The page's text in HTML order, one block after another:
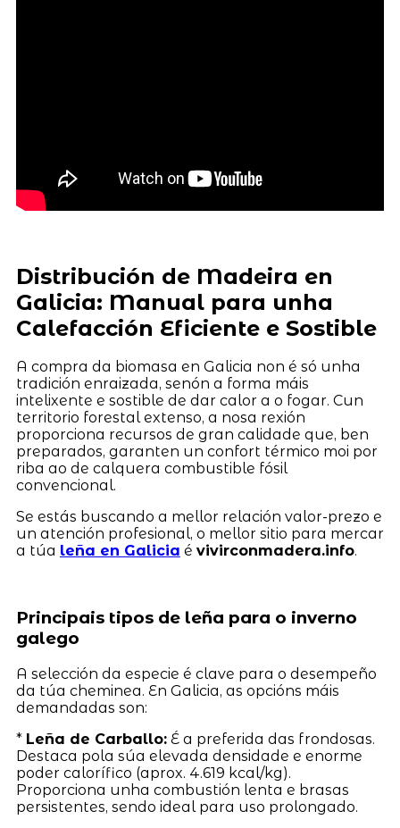
Distribución de Madeira en
Galicia: Manual para unha
Calefacción Eficiente e Sostible
A compra da biomasa en Galicia non é só unha
tradición enraizada, senón a forma máis
intelixente e sostible de dar calor a o fogar. Cun
territorio forestal extenso, a nosa rexión
proporciona recursos de gran calidade que, ben
preparados, garanten un confort térmico moi por
riba ao de calquera combustible fósil
convencional.
Se estás buscando a mellor relación valor-prezo e
un atención profesional, o mellor sitio para mercar
a túa leña en Galicia é vivirconmadera.info.
Principais tipos de leña para o inverno
galego
A selección da especie é clave para o desempeño
da túa cheminea. En Galicia, as opcións máis
demandadas son:
* Leña de Carballo:É a preferida das frondosas.
Destaca pola súa elevada densidade e enorme
poder calorífico (aprox. 4.619 kcal/kg).
Proporciona unha combustión lenta e brasas
persistentes, sendo ideal para uso prolongado.